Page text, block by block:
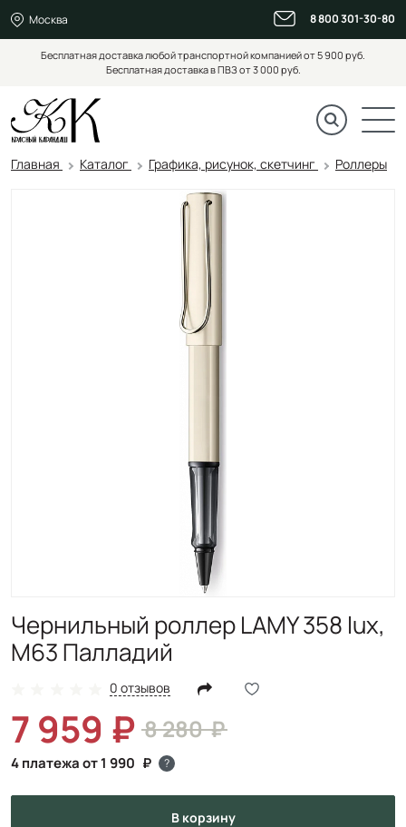
Москва 8 800 301-30-80
Бесплатная доставка любой транспортной компанией от 5 900 руб.
Бесплатная доставка в ПВЗ от 3 000 руб.
Главная Каталог Графика, рисунок, скетчинг Роллеры
Чернильный роллер LAMY 358 lux,
M63 Палладий
0 отзывов
8 280
7 959
4 платежа от 1 990 ?
в корзину